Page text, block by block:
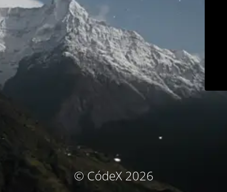
© CódeX 2026